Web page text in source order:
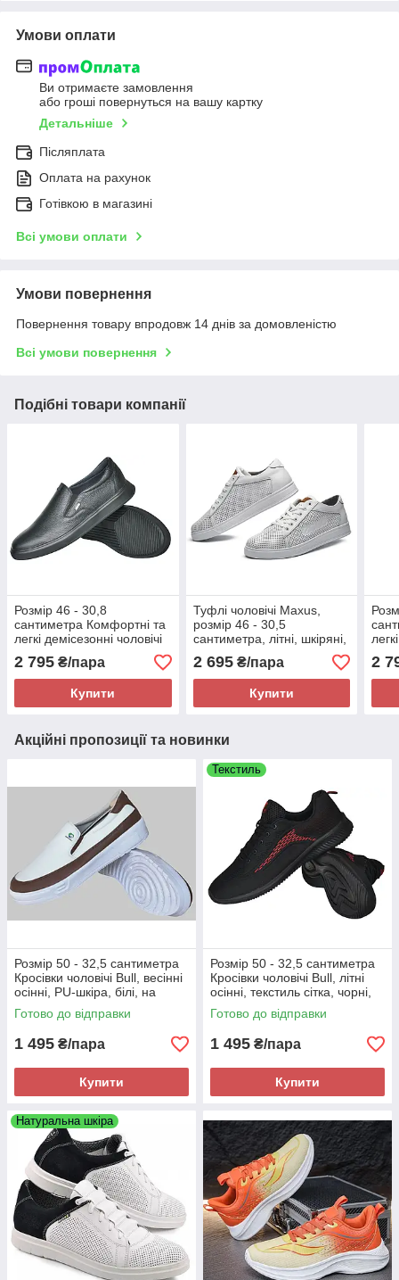
Умови оплати
Ви отримаєте замовлення
або гроші повернуться на вашу картку
Детальніше
Післяплата
Оплата на рахунок
Готівкою в магазині
Всі умови оплати
Умови повернення
Повернення товару впродовж 14 днів за домовленістю
Всі умови повернення
Подібні товари компанії
Розмір 46 - 30,8
сантиметра Комфортні та
легкі демісезонні чоловічі
чорні, на підошві з піни
2 795 ₴/пара
Купити
Туфлі чоловічі Maxus,
розмір 46 - 30,5
сантиметра, літні, шкіряні,
2 695₴/пара
Купити
2
Акційні пропозиції та новинки
Розмір 50 - 32,5 сантиметра
Кросівки чоловічі Bull, весінні
осінні, PU-шкіра, білі, на
підошві з піни, легкі і зручні
Готово до відправки
1 495 ₴/пара
Купити
Текстиль
Розмір 50 - 32,5 сантиметра
Кросівки чоловічі Bull, літні
осінні, текстиль сітка, чорні,
на підошві з піни, легкі і
зручні
Готово до відправки
1 495 ₴/пара
Купити
Натуральна шкіра